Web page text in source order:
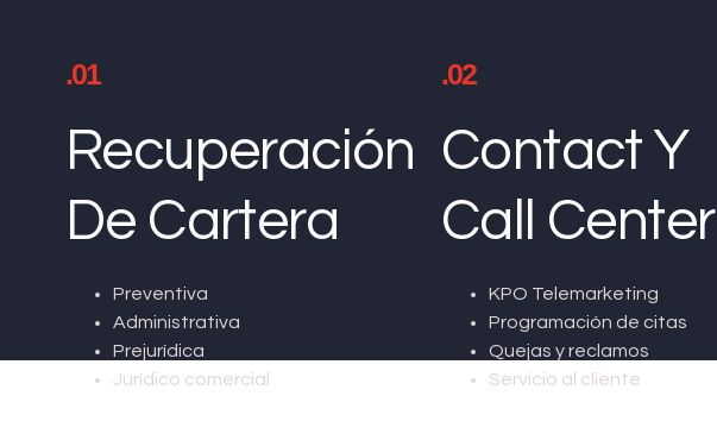
.01
Recuperación
De Cartera
Preventiva
Administrativa
Prejurídica
Jurídico comercial
.02
Contact Y
Call Center
KPO Telemarketing
Programación de citas
Quejas y reclamos
Servicio al cliente